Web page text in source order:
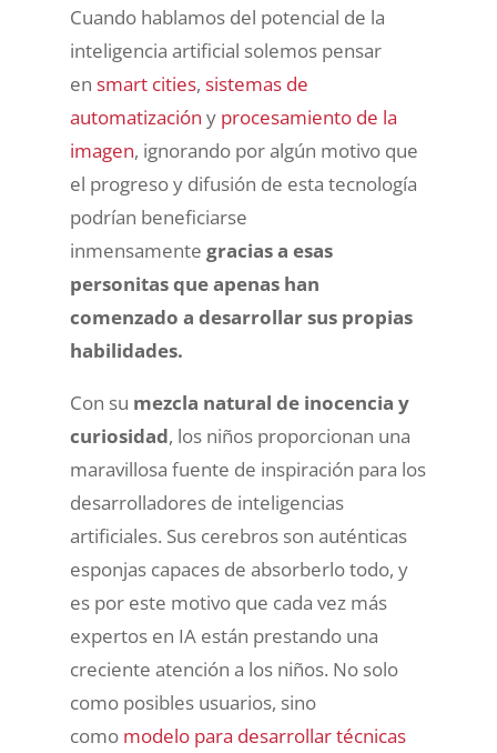
Cuando hablamos del potencial de la
inteligencia artificial solemos pensar
en smart cities, sistemas de
automatización y procesamiento de la
imagen, ignorando por algún motivo que
el progreso y difusión de esta tecnología
podrían beneficiarse
inmensamente gracias a esas
personitas que apenas han
comenzado a desarrollar sus propias
habilidades.
Con su mezcla natural de inocencia y
curiosidad, los niños proporcionan una
maravillosa fuente de inspiración para los
desarrolladores de inteligencias
artificiales. Sus cerebros son auténticas
esponjas capaces de absorberlo todo, y
es por este motivo que cada vez más
expertos en IA están prestando una
creciente atención a los niños. No solo
como posibles usuarios, sino
como modelo para desarrollar técnicas